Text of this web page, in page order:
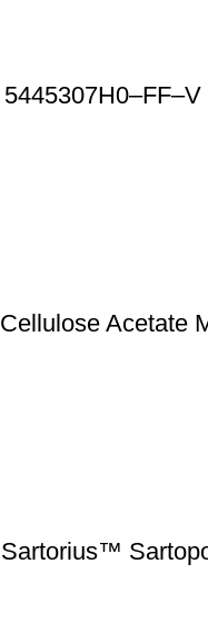
Cellulose Acetate
Sartorius™